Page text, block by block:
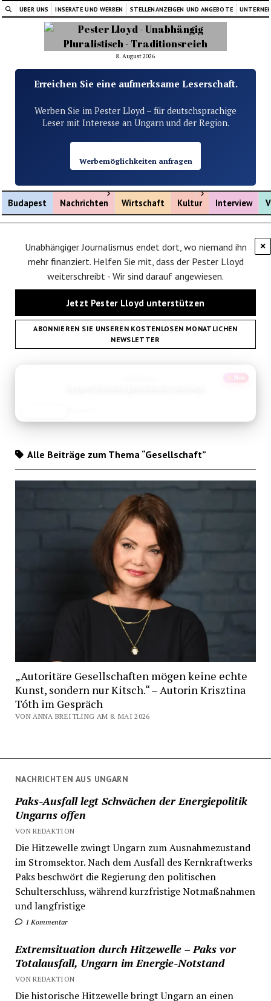
ÜBER UNS INSERATE UND WERBEN STELLENANZEIGEN UND ANGEBOTE
8. August 2026
Erreichen Sie eine aufmerksame Leserschaft.
Werben Sie im Pester Lloyd – für deutschsprachige
Leser mit Interesse an Ungarn und der Region.
Werbemöglichkeiten anfragen
Budapest Nachrichten
Menü öffnen
Wirtschaft Kultur
Menü öffnen
Interview
×
Unabhängiger Journalismus endet dort, wo niemand ihn
mehr finanziert. Helfen Sie mit, dass der Pester Lloyd
weiterschreibt - Wir sind darauf angewiesen.
Jetzt Pester Lloyd unterstützen
ABONNIEREN SIE UNSEREN KOSTENLOSEN MONATLICHEN
NEWSLETTER
Geheim
NACHRICHTEN AUS UNGARN
Paks-Ausfall legt Schwächen der Energiepolitik
Ungarns offen
VON REDAKTION
Die Hitzewelle zwingt Ungarn zum Ausnahmezustand
im Stromsektor. Nach dem Ausfall des Kernkraftwerks
Paks beschwört die Regierung den politischen
Schulterschluss, während kurzfristige Notmaßnahmen
und langfristige
1 Kommentar
Extremsituation durch Hitzewelle – Paks vor
Totalausfall, Ungarn im Energie-Notstand
VON REDAKTION
Die historische Hitzewelle bringt Ungarn an einen
Alle Beiträge zum Thema “Gesellschaft”
„Autoritäre Gesellschaften mögen keine echte
Kunst, sondern nur Kitsch.“ – Autorin Krisztina
Tóth im Gespräch
VON ANNA BREITLING AM 8. MAI 2026